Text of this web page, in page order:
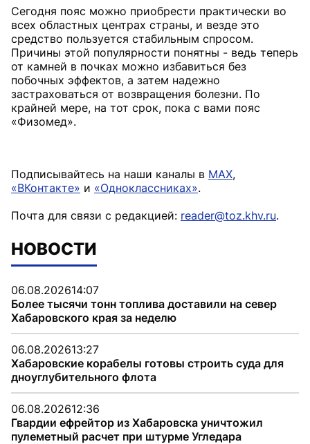
Сегодня пояс можно приобрести практически во
всех областных центрах страны, и везде это
средство пользуется стабильным спросом.
Причины этой популярности понятны - ведь теперь
от камней в почках можно избавиться без
побочных эффектов, а затем надежно
застраховаться от возвращения болезни. По
крайней мере, на тот срок, пока с вами пояс
«Физомед».
Подписывайтесь на наши каналы в MAX,
«ВКонтакте» и «Одноклассниках».
Почта для связи с редакцией: reader@toz.khv.ru.
НОВОСТИ
06.08.202614:07
Более тысячи тонн топлива доставили на север
Хабаровского края за неделю
06.08.202613:27
Хабаровские корабелы готовы строить суда для
дноуглубительного флота
06.08.202612:36
Гвардии ефрейтор из Хабаровска уничтожил
пулеметный расчет при штурме Угледара